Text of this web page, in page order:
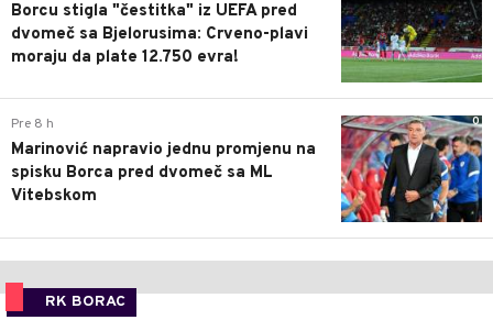
Borcu stigla "čestitka" iz UEFA pred
dvomeč sa Bjelorusima: Crveno-plavi
moraju da plate 12.750 evra!
0
Pre 8 h
Marinović napravio jednu promjenu na
spisku Borca pred dvomeč sa ML
Vitebskom
RK BORAC